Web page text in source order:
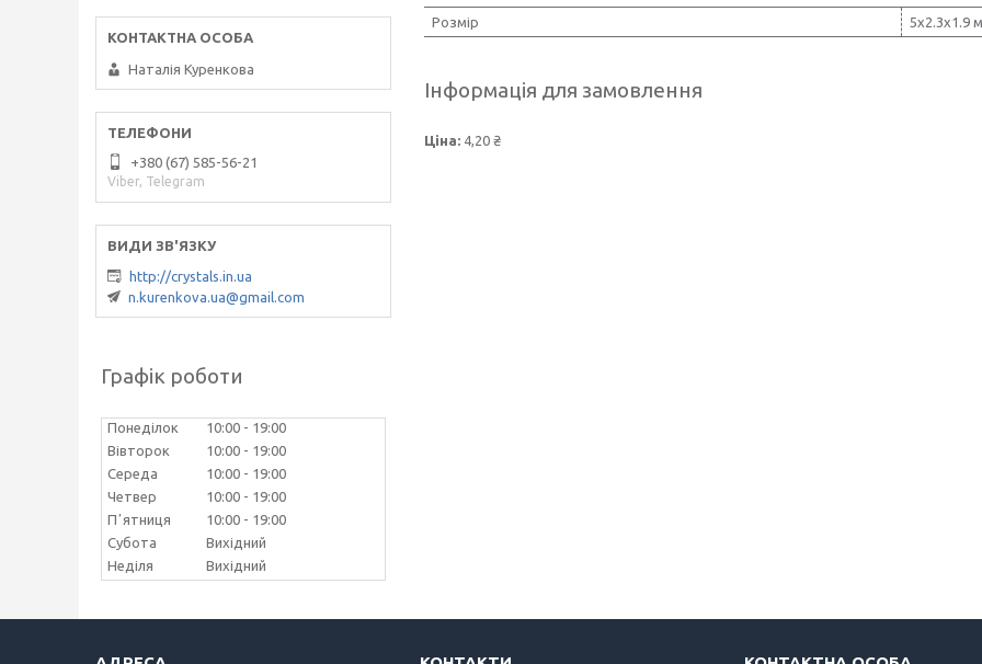
Розмір 5x2.3x1.9
Інформація для замовлення
Ціна: 4,20 ₴
Наталія Куренкова
+380 (67) 585-56-21
Viber, Telegram
http://crystals.in.ua
n.kurenkova.ua@gmail.com
Графік роботи
Понеділок 10:00
19:00
Вівторок
10:00
19:00
Середа
10:00
19:00
Четвер
10:00
19:00
Пʼятниця
10:00
19:00
Субота
Вихідний
Неділя
Вихідний